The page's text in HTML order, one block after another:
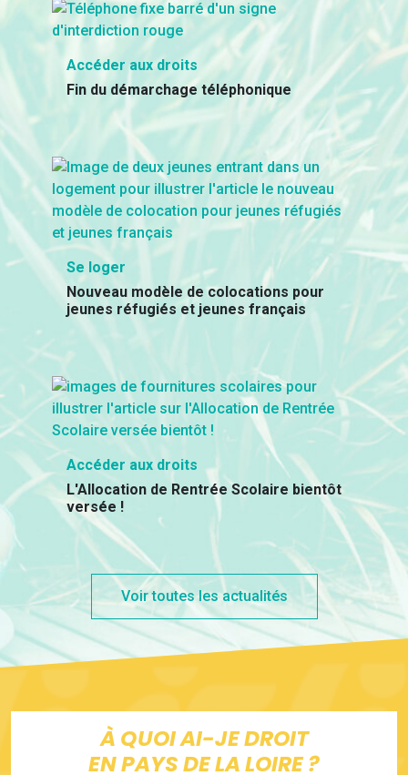
Accéder aux droits
Fin du démarchage téléphonique
Se loger
Nouveau modèle de colocations pour
jeunes réfugiés et jeunes français
Accéder aux droits
L'Allocation de Rentrée Scolaire bientôt
versée !
Voir toutes les actualités
À QUOI AI-JE DROIT
EN PAYS DE LA LOIRE ?